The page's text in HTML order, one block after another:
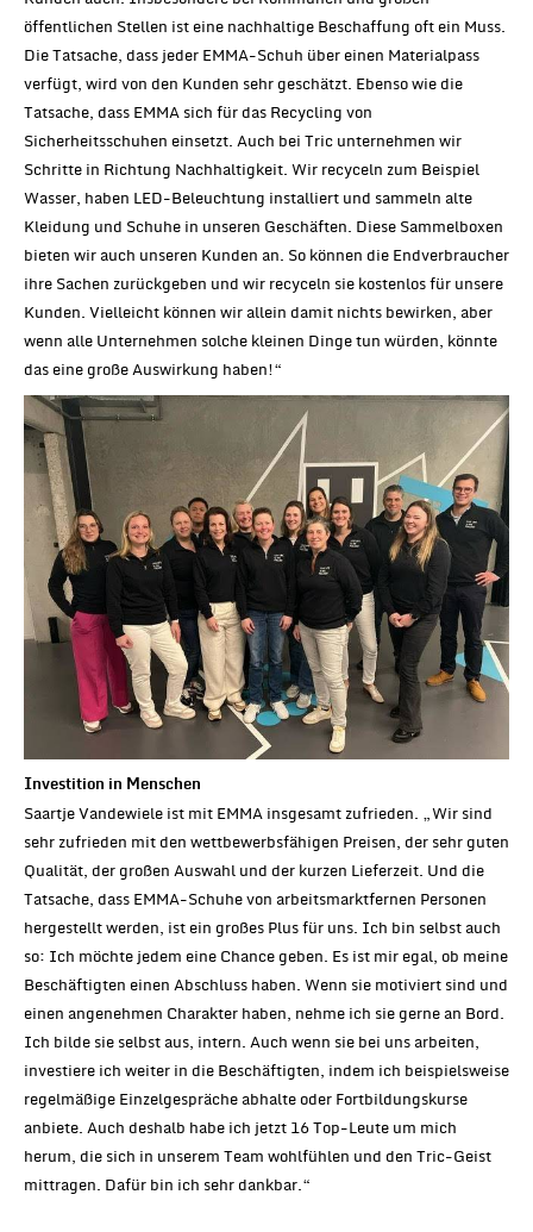
öffentlichen Stellen ist eine nachhaltige Beschaffung oft ein Muss.
Die Tatsache, dass jeder EMMA-Schuh über einen Materialpass
verfügt, wird von den Kunden sehr geschätzt. Ebenso wie die
Tatsache, dass EMMA sich für das Recycling von
Sicherheitsschuhen einsetzt. Auch bei Tric unternehmen wir
Schritte in Richtung Nachhaltigkeit. Wir recyceln zum Beispiel
Wasser, haben LED-Beleuchtung installiert und sammeln alte
Kleidung und Schuhe in unseren Geschäften. Diese Sammelboxen
bieten wir auch unseren Kunden an. So können die Endverbraucher
ihre Sachen zurückgeben und wir recyceln sie kostenlos für unsere
Kunden. Vielleicht können wir allein damit nichts bewirken, aber
wenn alle Unternehmen solche kleinen Dinge tun würden, könnte
das eine große Auswirkung haben!“
Investition in Menschen
Saartje Vandewiele ist mit EMMA insgesamt zufrieden. „Wir sind
sehr zufrieden mit den wettbewerbsfähigen Preisen, der sehr guten
Qualität, der großen Auswahl und der kurzen Lieferzeit. Und die
Tatsache, dass EMMA-Schuhe von arbeitsmarktfernen Personen
hergestellt werden, ist ein großes Plus für uns. Ich bin selbst auch
so: Ich möchte jedem eine Chance geben. Es ist mir egal, ob meine
Beschäftigten einen Abschluss haben. Wenn sie motiviert sind und
einen angenehmen Charakter haben, nehme ich sie gerne an Bord.
Ich bilde sie selbst aus, intern. Auch wenn sie bei uns arbeiten,
investiere ich weiter in die Beschäftigten, indem ich beispielsweise
regelmäßige Einzelgespräche abhalte oder Fortbildungskurse
anbiete. Auch deshalb habe ich jetzt 16 Top-Leute um mich
herum, die sich in unserem Team wohlfühlen und den Tric-Geist
mittragen. Dafür bin ich sehr dankbar.“